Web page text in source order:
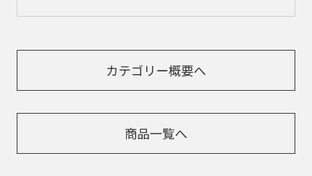
カテゴリー概要へ
商品一覧へ